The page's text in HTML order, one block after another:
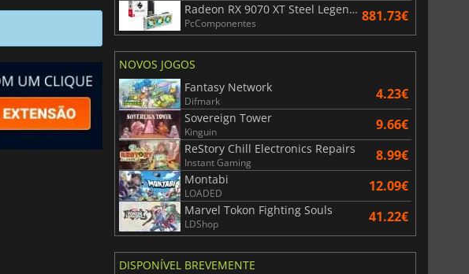
Radeon RX 9070 XT Steel Legend 16GB
PcComponentes 881.73€
NOVOS JOGOS
Fantasy Network
Difmark 4.23€
Sovereign Tower
Kinguin 9.66€
ReStory Chill Electronics Repairs
Instant Gaming 8.99€
Montabi
LOADED 12.09€
Marvel Tokon Fighting Souls
LDShop 41.22€
DISPONÍVEL BREVEMENTE